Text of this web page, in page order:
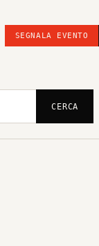
SEGNALA EVENTO
CERCA